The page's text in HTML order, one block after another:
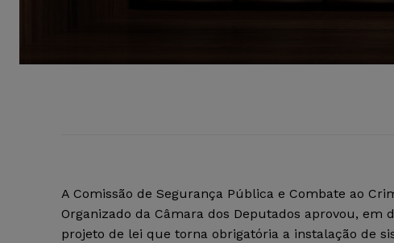
A Comissão de Segurança Pública e Combate ao
Organizado da Câmara dos Deputados aprovou, em
projeto de lei que torna obrigatória a instalação de